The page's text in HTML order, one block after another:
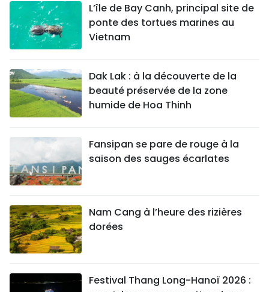
L’île de Bay Canh, principal site de
ponte des tortues marines au
Vietnam
Dak Lak : à la découverte de la
beauté préservée de la zone
humide de Hoa Thinh
Fansipan se pare de rouge à la
saison des sauges écarlates
Nam Cang à l’heure des rizières
dorées
Festival Thang Long-Hanoï 2026 :